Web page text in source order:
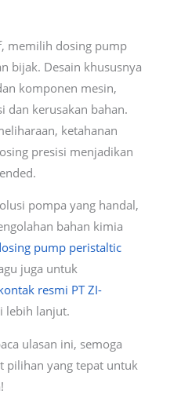
memilih dosing pump
bijak. Desain khususnya
komponen mesin,
dan kerusakan bahan.
ketahanan
presisi menjadikan
pompa yang handal,
bahan kimia
pump peristaltic
juga untuk
resmi PT ZI-
lebih lanjut.
ulasan ini, semoga
pilihan yang tepat untuk